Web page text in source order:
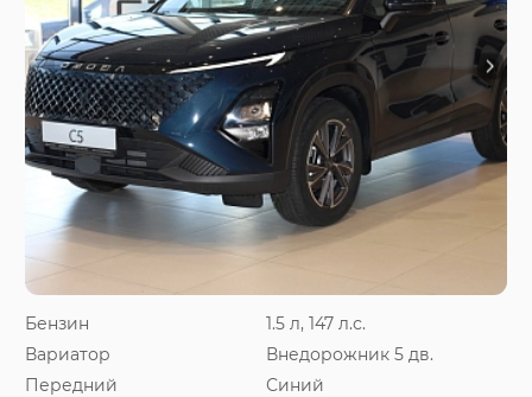
Бензин
1.5 л, 147 л.с.
Вариатор
Внедорожник 5 дв.
Передний
Синий